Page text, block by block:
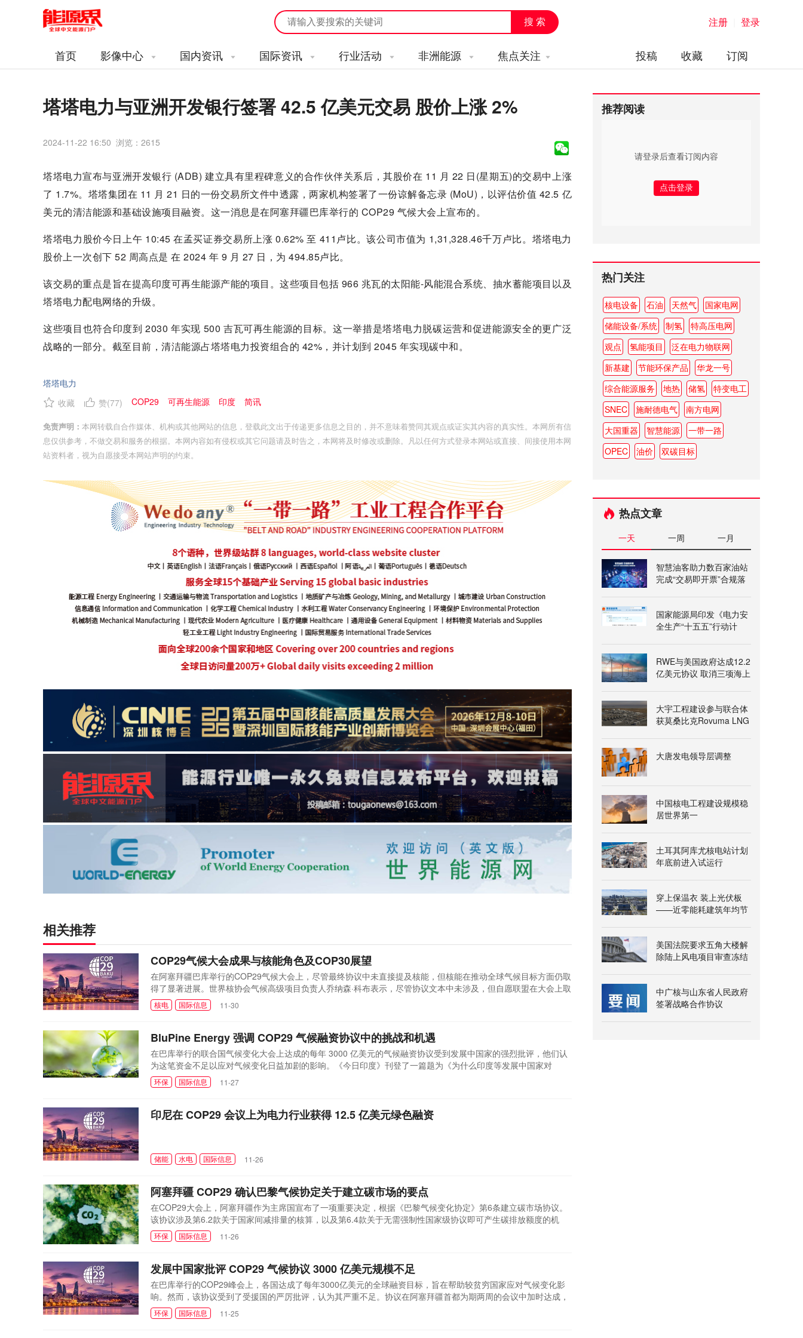
注册 登录
首页 影像中心 国内资讯 国际资讯 行业活动 非洲能源 焦点关注 订阅
收藏
投稿
塔塔电力与亚洲开发银行签署 42.5 亿美元交易 股价上涨 2%
2024-11-22 16:50 浏览： 2615
塔塔电力宣布与亚洲开发银行 (ADB) 建立具有里程碑意义的合作伙伴关系后，其股价在 11 月 22 日(星期五)的交易中上涨
了 1.7%。塔塔集团在 11 月 21 日的一份交易所文件中透露，两家机构签署了一份谅解备忘录 (MoU)，以评估价值 42.5 亿
美元的清洁能源和基础设施项目融资。这一消息是在阿塞拜疆巴库举行的 COP29 气候大会上宣布的。
塔塔电力股价今日上午 10:45 在孟买证券交易所上涨 0.62% 至 411卢比。该公司市值为 1,31,328.46千万卢比。塔塔电力
股价上一次创下 52 周高点是 在 2024 年 9 月 27 日，为 494.85卢比。
该交易的重点是旨在提高印度可再生能源产能的项目。这些项目包括 966 兆瓦的太阳能-风能混合系统、抽水蓄能项目以及
塔塔电力配电网络的升级。
这些项目也符合印度到 2030 年实现 500 吉瓦可再生能源的目标。这一举措是塔塔电力脱碳运营和促进能源安全的更广泛
战略的一部分。截至目前，清洁能源占塔塔电力投资组合的 42%，并计划到 2045 年实现碳中和。
塔塔电力
收藏
赞(77) COP29 可再生能源 印度 简讯
免责声明： 本网转载自合作媒体、机构或其他网站的信息，登载此文出于传递更多信息之目的，并不意味着赞同其观点或证实其内容的真实性。本网所有信
息仅供参考，不做交易和服务的根据。本网内容如有侵权或其它问题请及时告之，本网将及时修改或删除。凡以任何方式登录本网站或直接、间接使用本网
站资料者，视为自愿接受本网站声明的约束。
相关推荐
COP29气候大会成果与核能角色及COP30展望
在阿塞拜疆巴库举行的COP29气候大会上，尽管最终协议中未直接提及核能，但核能在推动全球气候目标方面仍取
得了显著进展。世界核协会气候高级项目负责人乔纳森·科布表示，尽管协议文本中未涉及，但自愿联盟在大会上取
得了新突破，又有六个国家签署了旨在到2050年将核电容量增加两倍的新零核目标。COP，即《联合国气候变化
框架公约》缔约方大会，旨在将大气中的温室气体浓度稳定在安全水平。然而，尽管历年大会的努力，全球气温上
核电 国际信息 11-30
BluPine Energy 强调 COP29 气候融资协议中的挑战和机遇
在巴库举行的联合国气候变化大会上达成的每年 3000 亿美元的气候融资协议受到发展中国家的强烈批评，他们认
为这笔资金不足以应对气候变化日益加剧的影响。《今日印度》刊登了一篇题为《为什么印度等发展中国家对
3000 亿美元的 COP29 协议不满意》的文章，深入探讨了围绕该协议的挑战。专家强调，迫切需要有效分配资金
以确保产生有意义的影响。BluPine Energy 首席财务官兼注册会计师 Sanjeev Bhatia 分享了重要见解，他表示：
环保 国际信息 11-27
印尼在 COP29 会议上为电力行业获得 12.5 亿美元绿色融资
储能 水电 国际信息 11-26
阿塞拜疆 COP29 确认巴黎气候协定关于建立碳市场的要点
在COP29大会上，阿塞拜疆作为主席国宣布了一项重要决定，根据《巴黎气候变化协定》第6条建立碳市场协议。
该协议涉及第6.2款关于国家间减排量的核算，以及第6.4款关于无需强制性国家级协议即可产生碳排放额度的机
制。这一决定在周六晚上的全体会议上获得批准，被视为解决了《巴黎协定》的最后一个未决问题，并有望在实施
国家气候计划时每年节省高达2500亿美元。阿塞拜疆总统府表示，这是其担任主席国期间的主要优先事项之一，经
环保 国际信息 11-26
发展中国家批评 COP29 气候协议 3000 亿美元规模不足
在巴库举行的COP29峰会上，各国达成了每年3000亿美元的全球融资目标，旨在帮助较贫穷国家应对气候变化影
响。然而，该协议受到了受援国的严厉批评，认为其严重不足。协议在阿塞拜疆首都为期两周的会议中加时达成，
旨在推动国际社会遏制全球变暖的努力。一些代表为协议喝彩，但也有人批评富裕国家未采取更多行动，并指责阿
塞拜疆东道主匆忙通过计划。印度代表团表示，该协议只是一种视觉假象，无法解决他们面临的巨大挑战。联合国
环保 国际信息 11-25
推荐阅读
请登录后查看订阅内容
热门关注
核电设备 石油 天然气
国家电网
储能设备/系统
制氢
特高压电网
观点
氢能项目
泛在电力物联网
新基建
节能环保产品
华龙一号
综合能源服务
地热 储氢
特变电工
SNEC
施耐德电气
南方电网
大国重器
智慧能源
一带一路
OPEC
油价 双碳目标
热点文章
一天 一周 一月
智慧油客助力数百家油站
完成“交易即开票”合规落
国家能源局印发《电力安
全生产“十五五”行动计
RWE与美国政府达成12.2
亿美元协议 取消三项海上
大宇工程建设参与联合体
获莫桑比克Rovuma LNG
大唐发电领导层调整
中国核电工程建设规模稳
居世界第一
土耳其阿库尤核电站计划
年底前进入试运行
穿上保温衣 装上光伏板
——近零能耗建筑年均节
美国法院要求五角大楼解
除陆上风电项目审查冻结
中广核与山东省人民政府
签署战略合作协议